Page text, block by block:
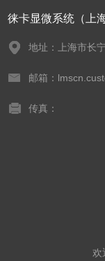
徕卡显微系统（上
地址：上海市长
邮箱：
传真：
欢